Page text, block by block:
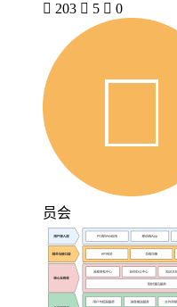
 203  5  0
员会